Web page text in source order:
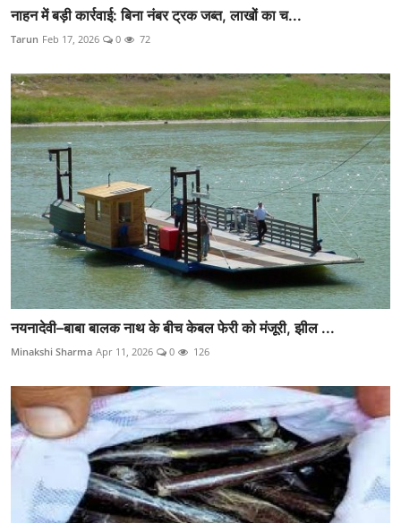
नाहन में बड़ी कार्रवाई: बिना नंबर ट्रक जब्त, लाखों का च...
Tarun Feb 17, 2026 0 72
नयनादेवी–बाबा बालक नाथ के बीच केबल फेरी को मंजूरी, झील ...
Minakshi Sharma Apr 11, 2026 0 126